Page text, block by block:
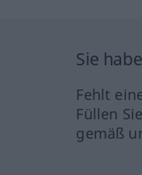
Sie
Fehlt
Füllen
gemäß